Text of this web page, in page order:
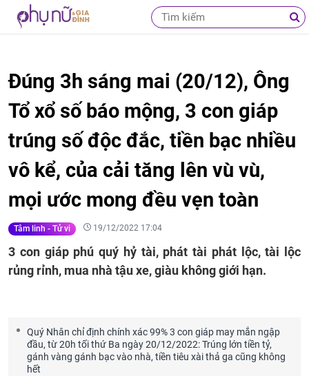
Đúng 3h sáng mai (20/12), Ông
Tổ xổ số báo mộng, 3 con giáp
trúng số độc đắc, tiền bạc nhiều
vô kể, của cải tăng lên vù vù,
mọi ước mong đều vẹn toàn
Tâm linh - Tử vi 19/12/2022 17:04
3 con giáp phú quý hỷ tài, phát tài phát lộc, tài lộc
rủng rỉnh, mua nhà tậu xe, giàu không giới hạn.
Quý Nhân chỉ định chính xác 99% 3 con giáp may mắn ngập
đầu, từ 20h tối thứ Ba ngày 20/12/2022: Trúng lớn tiền tỷ,
gánh vàng gánh bạc vào nhà, tiền tiêu xài thả ga cũng không
hết